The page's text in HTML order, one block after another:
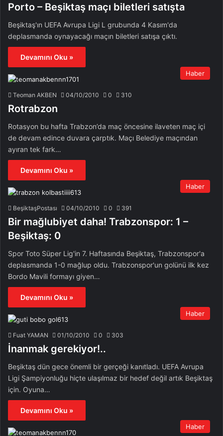
Porto – Beşiktaş maçı biletleri satışta
Beşiktaş'ın UEFA Avrupa Ligi L grubunda 4 Kasım'da
deplasmanda oynayacağı maçın biletleri satışa çıktı.
Devamını Oku »
Haber
Teoman AKBEN 04/10/2010 0 310
Rotrabzon
Rotasyon bu hafta Trabzon’da maç öncesine ilaveten maç içi
de devam edince duvara çarptık. Maçı Belediye maçından
ayıran tek fark…
Devamını Oku »
Haber
BeşiktaşPostası 04/10/2010 0 391
Bir mağlubiyet daha! Trabzonspor: 1 –
Beşiktaş: 0
Spor Toto Süper Lig'in 7. Haftasında Beşiktaş, Trabzonspor'a
deplasmanda 1-0 mağlup oldu. Trabzonspor'un golünü ilk kez
Bordo Mavili formayı giyen…
Devamını Oku »
Haber
Fuat YAMAN 01/10/2010 0 303
İnanmak gerekiyor!..
Beşiktaş dün gece önemli bir gerçeği kanıtladı. UEFA Avrupa
Ligi Şampiyonluğu hiçte ulaşılmaz bir hedef değil artık Beşiktaş
için. Oyuna…
Devamını Oku »
Haber